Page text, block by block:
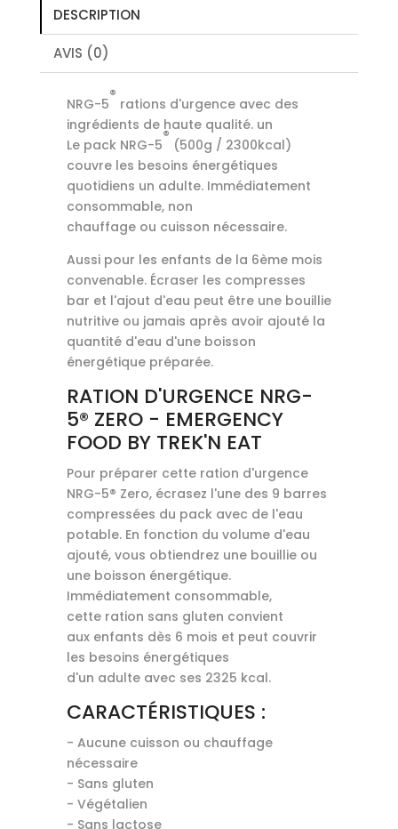
DESCRIPTION
AVIS (0)
NRG-5
®
rations d'urgence avec des
ingrédients de haute qualité. un
Le pack NRG-5
®
(500g / 2300kcal)
couvre les besoins énergétiques
quotidiens un adulte. Immédiatement
consommable, non
chauffage ou cuisson nécessaire.
Aussi pour les enfants de la 6ème mois
convenable. Écraser les compresses
bar et l'ajout d'eau peut être une bouillie
nutritive ou jamais après avoir ajouté la
quantité d'eau d'une boisson
énergétique préparée.
RATION D'URGENCE NRG-
5® ZERO - EMERGENCY
FOOD BY TREK'N EAT
Pour préparer cette ration d'urgence
NRG-5® Zero, écrasez l'une des 9 barres
compressées du pack avec de l'eau
potable. En fonction du volume d'eau
ajouté, vous obtiendrez une bouillie ou
une boisson énergétique.
Immédiatement consommable,
cette ration sans gluten convient
aux enfants dès 6 mois et peut couvrir
les besoins énergétiques
d'un adulte avec ses 2325 kcal.
CARACTÉRISTIQUES :
- Aucune cuisson ou chauffage
nécessaire
- Sans gluten
- Végétalien
- Sans lactose